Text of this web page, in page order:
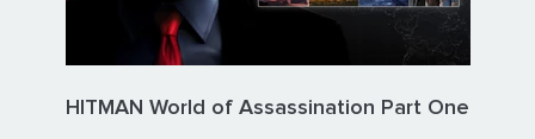
HITMAN World of Assassination Part One